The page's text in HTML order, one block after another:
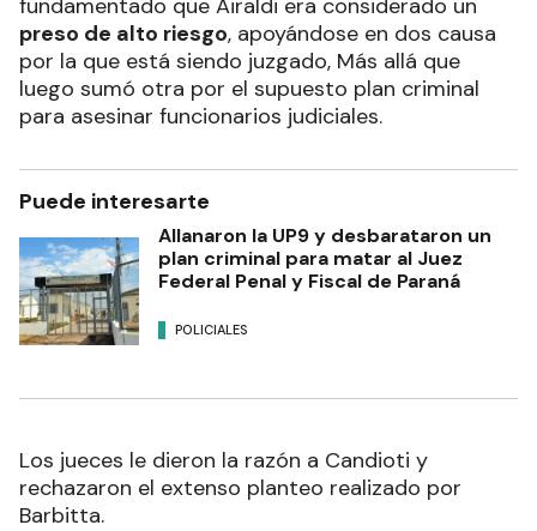
preso de alto riesgo, apoyándose en dos causa
por la que está siendo juzgado, Más allá que
luego sumó otra por el supuesto plan criminal
para asesinar funcionarios judiciales.
Puede interesarte
Allanaron la UP9 y desbarataron un
plan criminal para matar al Juez
Federal Penal y Fiscal de Paraná
POLICIALES
Los jueces le dieron la razón a Candioti y
rechazaron el extenso planteo realizado por
Barbitta.